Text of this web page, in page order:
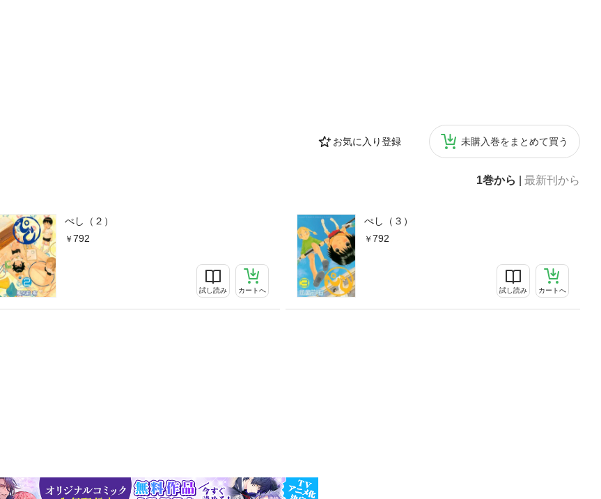
お気に入り登録 未購入巻をまとめて買う
1巻から 最新刊から
ぺし（２）
792
試し読み カートへ
ぺし（３）
792
試し読み カートへ